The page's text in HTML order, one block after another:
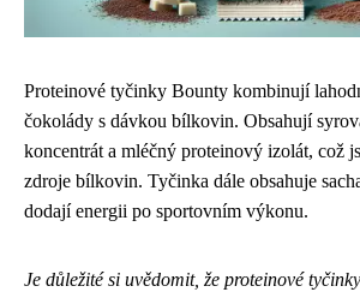
Proteinové tyčinky Bounty kombinují
čokolády s dávkou bílkovin. Obsahují
koncentrát a mléčný proteinový izolát, což
zdroje bílkovin. Tyčinka dále obsahuje
dodají energii po sportovním výkonu.
Je důležité si uvědomit, že proteinové